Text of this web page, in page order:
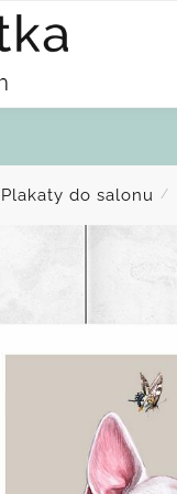
Plakaty do salonu /